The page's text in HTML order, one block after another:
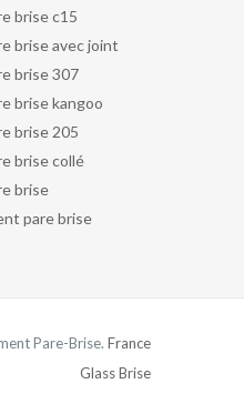
brise c15
brise avec joint
brise 307
brise kangoo
brise 205
brise collé
brise
pare brise
Pare-Brise. France
Glass Brise